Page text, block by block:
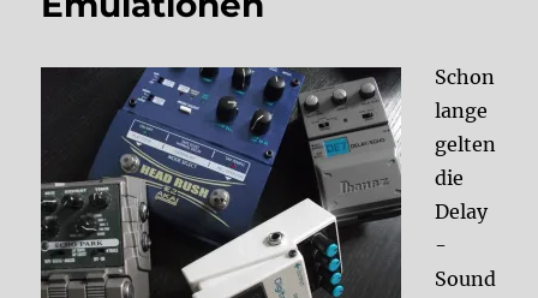
Schon
lange
gelten
die
Delay
-
Sound